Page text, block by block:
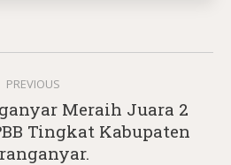
PREVIOUS
Previous
post:
Meraih Juara 2
Tingkat Kabupaten